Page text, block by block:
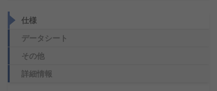
仕様
データシート
その他
詳細情報